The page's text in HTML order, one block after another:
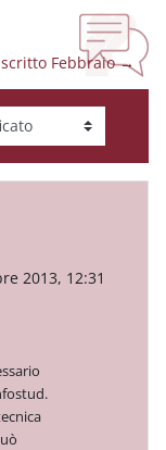
Febbraio →
2013, 12:31